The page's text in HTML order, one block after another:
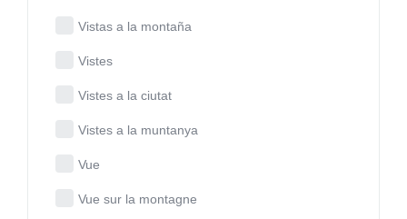
Vistas a la montaña
Vistes
Vistes a la ciutat
Vistes a la muntanya
Vue
Vue sur la montagne